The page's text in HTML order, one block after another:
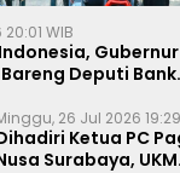
WIB
Gubernur
Deputi Bank
26 Jul 2026
Ketua PC
Surabaya, UKM